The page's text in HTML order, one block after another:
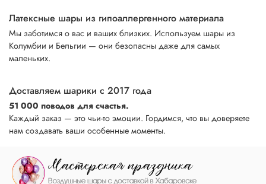
Латексные шары из гипоаллергенного материала
Мы заботимся о вас и ваших близких. Используем шары из
Колумбии и Бельгии — они безопасны даже для самых
маленьких.
Доставляем шарики с 2017 года
51 000 поводов для счастья.
Каждый заказ — это чьи-то эмоции. Гордимся, что вы доверяете
нам создавать ваши особенные моменты.